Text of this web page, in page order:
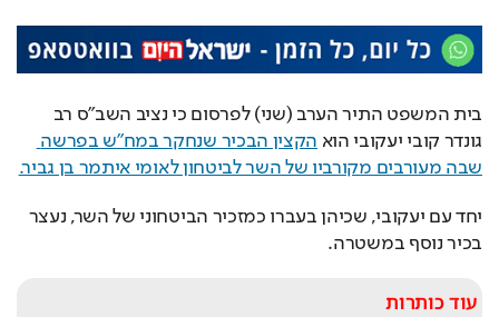
בית המשפט התיר הערב (שני) לפרסום כי נציב השב"ס רב
גונדר קובי יעקובי הוא
הקצין הבכיר שנחקר במח"ש בפרשה
שבה מעורבים מקורביו של השר לביטחון לאומי איתמר בן גביר.
יחד עם יעקובי, שכיהן בעברו כמזכיר הביטחוני של השר, נעצר
בכיר נוסף במשטרה.
עוד כותרות